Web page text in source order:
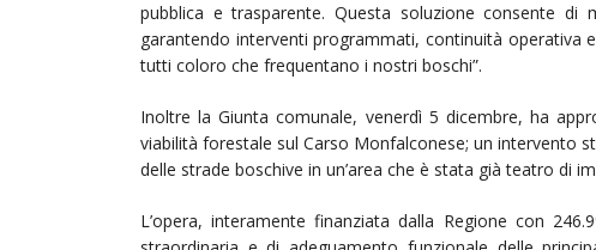
pubblica e trasparente. Questa soluzione consente
garantendo interventi programmati, continuità operativa
tutti coloro che frequentano i nostri boschi”.
Inoltre la Giunta comunale, venerdì 5 dicembre, ha
viabilità forestale sul Carso Monfalconese; un intervento
delle strade boschive in un’area che è stata già teatro di
L’opera, interamente finanziata dalla Regione con